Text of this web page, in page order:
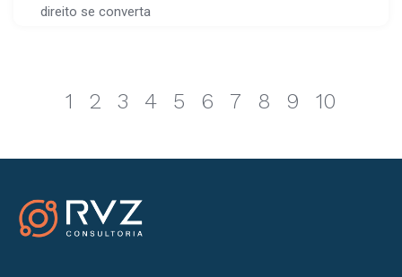
direito se converta
1 2 3 4 5 6 7 8 9 10